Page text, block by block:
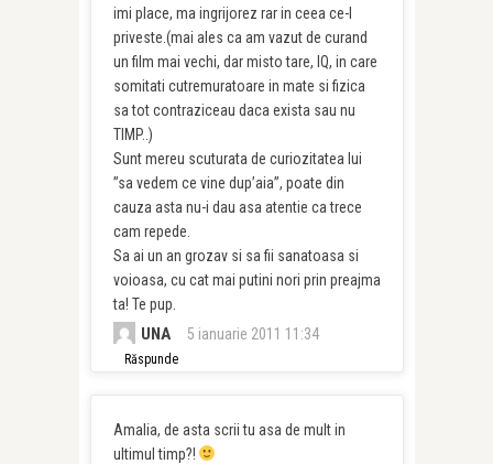
imi place, ma ingrijorez rar in ceea ce-l
priveste.(mai ales ca am vazut de curand
un film mai vechi, dar misto tare, IQ, in care
somitati cutremuratoare in mate si fizica
sa tot contraziceau daca exista sau nu
TIMP..)
Sunt mereu scuturata de curiozitatea lui
”sa vedem ce vine dup’aia”, poate din
cauza asta nu-i dau asa atentie ca trece
cam repede.
Sa ai un an grozav si sa fii sanatoasa si
voioasa, cu cat mai putini nori prin preajma
ta! Te pup.
UNA 5 ianuarie 2011 11:34
Răspunde
Amalia, de asta scrii tu asa de mult in
ultimul timp?!